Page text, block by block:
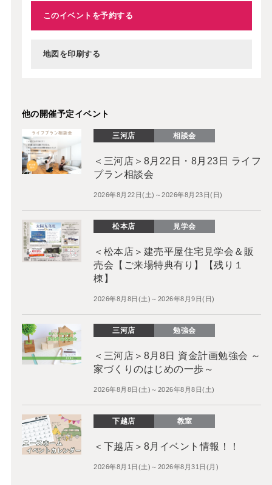
このイベントを予約する
地図を印刷する
他の開催予定イベント
三河店 相談会
＜三河店＞8月22日・8月23日 ライフ
プラン相談会
2026年8月22日(土)～2026年8月23日(日)
松本店 見学会
＜松本店＞建売平屋住宅見学会＆販
売会【ご来場特典有り】【残り１
棟】
2026年8月8日(土)～2026年8月9日(日)
三河店 勉強会
＜三河店＞8月8日 資金計画勉強会 ～
家づくりのはじめの一歩～
2026年8月8日(土)～2026年8月8日(土)
下越店 教室
＜下越店＞8月イベント情報！！
2026年8月1日(土)～2026年8月31日(月)